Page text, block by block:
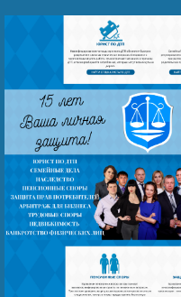
Видео о нас